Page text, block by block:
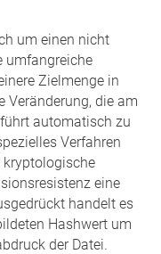
um einen nicht
umfangreiche
Zielmenge in
Veränderung, die am
automatisch zu
Verfahren
kryptologische
eine
handelt es
Hashwert um
der Datei.